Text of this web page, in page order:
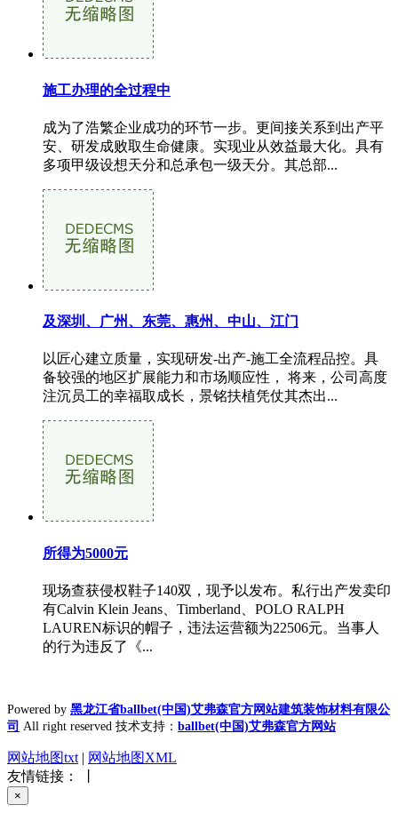
施工办理的全过程中
成为了浩繁企业成功的环节一步。更间接关系到出产平
安、研发成败取生命健康。实现业从效益最大化。具有
多项甲级设想天分和总承包一级天分。其总部...
及深圳、广州、东莞、惠州、中山、江门
以匠心建立质量，实现研发-出产-施工全流程品控。具
备较强的地区扩展能力和市场顺应性， 将来，公司高度
注沉员工的幸福取成长，景铭扶植凭仗其杰出...
所得为5000元
现场查获侵权鞋子140双，现予以发布。私行出产发卖印
有Calvin Klein Jeans、Timberland、POLO RALPH
LAUREN标识的帽子，违法运营额为22506元。当事人
的行为违反了《...
Powered by 黑龙江省ballbet(中国)艾弗森官方网站建筑装饰材料有限公
司 All right reserved 技术支持： ballbet(中国)艾弗森官方网站
网站地图txt | 网站地图XML
友情链接： 丨
×